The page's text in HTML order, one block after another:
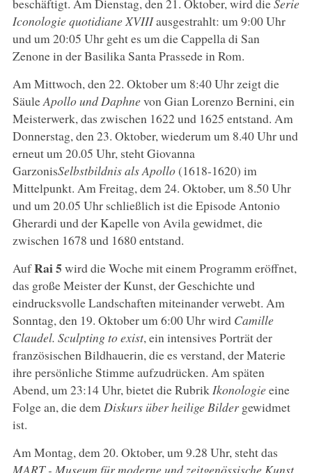
Iconologie quotidiane XVIIIausgestrahlt: um 9:00 Uhr
und um 20:05 Uhr geht es um die Cappella di San
Zenone in der Basilika Santa Prassede in Rom.
Am Mittwoch, den 22. Oktober um 8:40 Uhr zeigt die
SäuleApollo und Daphnevon Gian Lorenzo Bernini, ein
Meisterwerk, das zwischen 1622 und 1625 entstand. Am
Donnerstag, den 23. Oktober, wiederum um 8.40 Uhr und
erneut um 20.05 Uhr, steht Giovanna
GarzonisSelbstbildnis als Apollo(1618-1620) im
Mittelpunkt. Am Freitag, dem 24. Oktober, um 8.50 Uhr
und um 20.05 Uhr schließlich ist die Episode Antonio
Gherardi und der Kapelle von Avila gewidmet, die
zwischen 1678 und 1680 entstand.
AufRai 5 wird die Woche mit einem Programm eröffnet,
das große Meister der Kunst, der Geschichte und
eindrucksvolle Landschaften miteinander verwebt. Am
Sonntag, den 19. Oktober um 6:00 Uhr wird Camille
Claudel. Sculpting to exist, ein intensives Porträt der
französischen Bildhauerin, die es verstand, der Materie
ihre persönliche Stimme aufzudrücken. Am späten
Abend, um 23:14 Uhr, bietet die Rubrik Ikonologieeine
Folge an, die dem Diskurs über heilige Bildergewidmet
ist.
Am Montag, dem 20. Oktober, um 9.28 Uhr, steht das
MART - Museum für moderne und zeitgenössische Kunst